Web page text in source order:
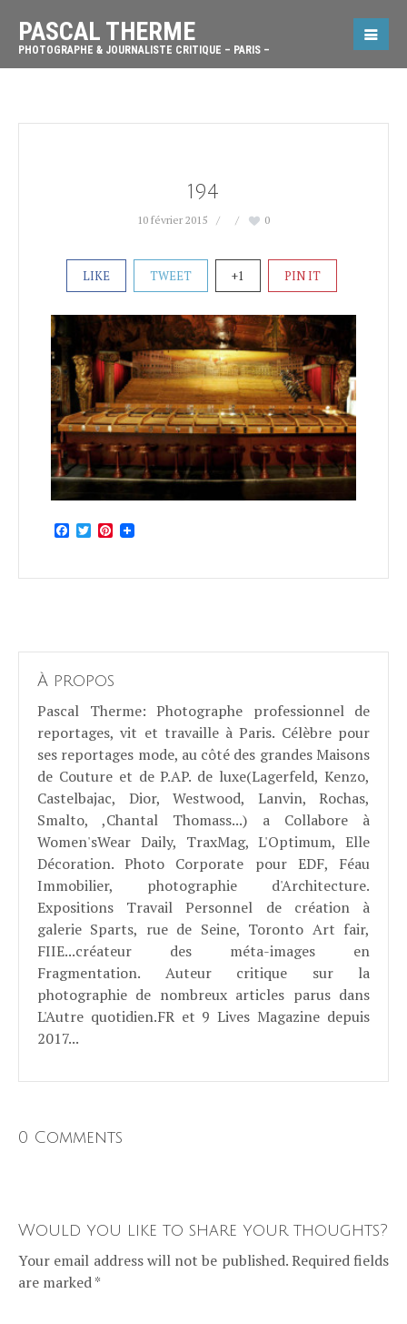
PASCAL THERME
PHOTOGRAPHE & JOURNALISTE CRITIQUE – PARIS –
194
10 février 2015 0
LIKE TWEET +1 PIN IT
Facebook
TwitterPinterest
À propos
Pascal Therme: Photographe professionnel de
reportages, vit et travaille à Paris. Célèbre pour
ses reportages mode, au côté des grandes Maisons
de Couture et de P.AP. de luxe(Lagerfeld, Kenzo,
Castelbajac, Dior, Westwood, Lanvin, Rochas,
Smalto, ,Chantal Thomass...) a Collabore à
Women'sWear Daily, TraxMag, L'Optimum, Elle
Décoration. Photo Corporate pour EDF, Féau
Immobilier, photographie d'Architecture.
Expositions Travail Personnel de création à
galerie Sparts, rue de Seine, Toronto Art fair,
FIIE...créateur des méta-images en
Fragmentation. Auteur critique sur la
photographie de nombreux articles parus dans
L'Autre quotidien.FR et 9 Lives Magazine depuis
2017...
0 Comments
Would you like to share your thoughts?
Your email address will not be published. Required fields
are marked *